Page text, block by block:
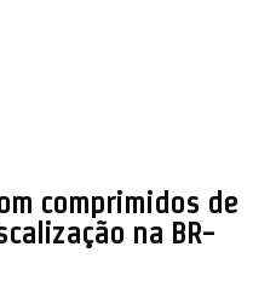
comprimidos de
na BR-